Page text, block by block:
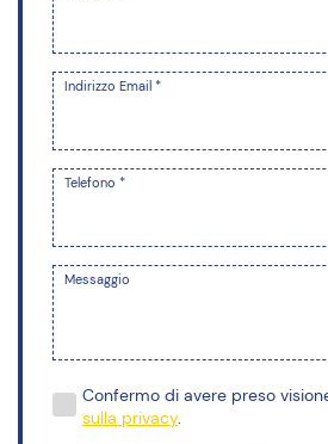
Indirizzo Email *
Telefono *
Messaggio
Confermo di avere preso
sulla privacy.